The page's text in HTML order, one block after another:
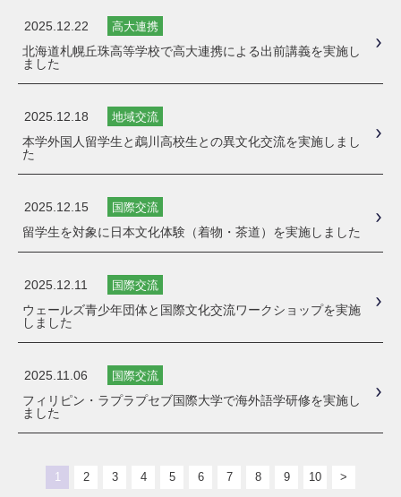
2025.12.22 高大連携
北海道札幌丘珠高等学校で高大連携による出前講義を実施し
ました
2025.12.18 地域交流
本学外国人留学生と鵡川高校生との異文化交流を実施しまし
た
2025.12.15 国際交流
留学生を対象に日本文化体験（着物・茶道）を実施しました
2025.12.11 国際交流
ウェールズ青少年団体と国際文化交流ワークショップを実施
しました
2025.11.06 国際交流
フィリピン・ラプラプセブ国際大学で海外語学研修を実施し
ました
1 2 3 4 5 6 7 8 9 10 >